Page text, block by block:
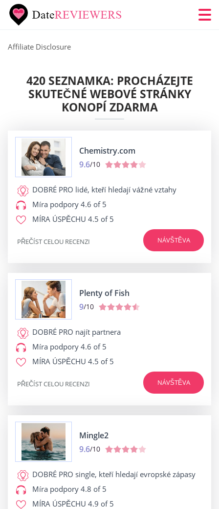
Affiliate Disclosure
420 SEZNAMKA: PROCHÁZEJTE
SKUTEČNÉ WEBOVÉ STRÁNKY
KONOPÍ ZDARMA
Chemistry.com
9.6/10
DOBRÉ PRO lidé, kteří hledají vážné vztahy
Míra podpory 4.6 of 5
MÍRA ÚSPĚCHU 4.5 of 5
NÁVŠTĚVA
PŘEČÍST CELOU RECENZI
Plenty of Fish
9/10
DOBRÉ PRO najít partnera
Míra podpory 4.6 of 5
MÍRA ÚSPĚCHU 4.5 of 5
NÁVŠTĚVA
PŘEČÍST CELOU RECENZI
Mingle2
9.6/10
DOBRÉ PRO single, kteří hledají evropské zápasy
Míra podpory 4.8 of 5
MÍRA ÚSPĚCHU 4.9 of 5